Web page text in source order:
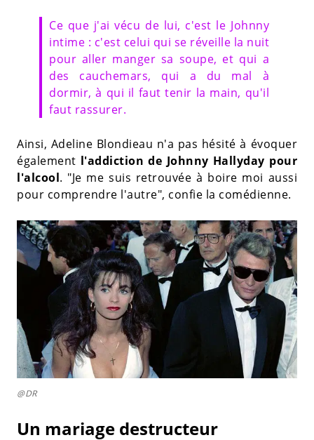
Ce que j'ai vécu de lui, c'est le Johnny
intime : c'est celui qui se réveille la nuit
pour aller manger sa soupe, et qui a
des cauchemars, qui a du mal à
dormir, à qui il faut tenir la main, qu'il
faut rassurer.
Ainsi, Adeline Blondieau n'a pas hésité à évoquer
également l'addiction de Johnny Hallyday pour
l'alcool. "Je me suis retrouvée à boire moi aussi
pour comprendre l'autre", confie la comédienne.
@DR
Un mariage destructeur